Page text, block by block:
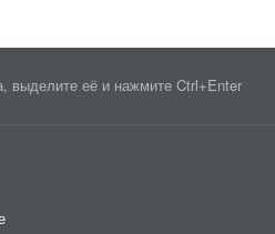
выделите её и нажмите Ctrl+Enter